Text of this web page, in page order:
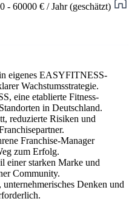
- 60000 € / Jahr (geschätzt)
eigenes EASYFITNESS-
Wachstumsstrategie.
eine etablierte Fitness-
in Deutschland.
reduzierte Risiken und
Franchise-Manager
zum Erfolg.
einer starken Marke und
Community.
Denken und